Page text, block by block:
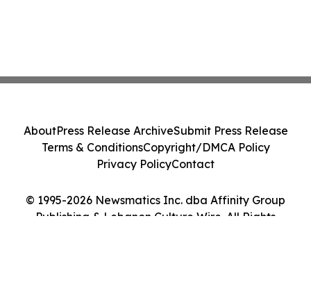
© 1995-2026 Newsmatics Inc. dba Affinity Group
Publishing & Lebanon Culture Wire. All Rights
AboutPress Release ArchiveSubmit Press Release
Terms & ConditionsCopyright/DMCA Policy
Privacy PolicyContact